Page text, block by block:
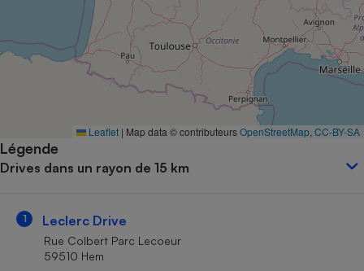
Leaflet | Map data © contributeursOpenStreetMap CC-BY-SA
Légende
Drives dans un rayon de 15 km
1 Leclerc Drive
Rue Colbert Parc Lecoeur
59510 Hem
Complément
alimentaire
Assurance emprunteur
Petit électroménager -
Mutuelle